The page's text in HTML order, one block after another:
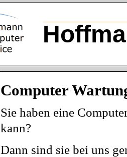
Computer
Sie haben eine
kann?
Dann sind sie bei uns